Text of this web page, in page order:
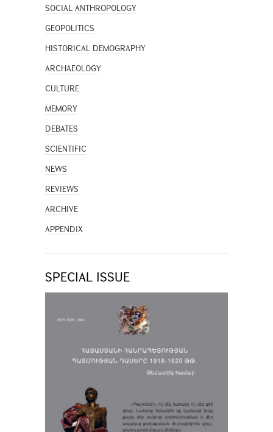
SOCIAL ANTHROPOLOGY
GEOPOLITICS
HISTORICAL DEMOGRAPHY
ARCHAEOLOGY
CULTURE
MEMORY
DEBATES
SCIENTIFIC
NEWS
REVIEWS
ARCHIVE
APPENDIX
SPECIAL ISSUE